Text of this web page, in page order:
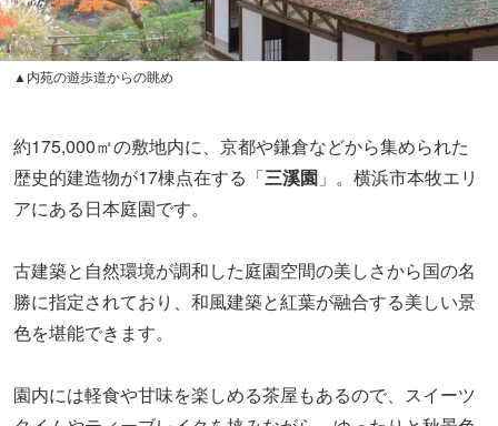
▲内苑の遊歩道からの眺め
約175,000㎡の敷地内に、京都や鎌倉などから集められた
歴史的建造物が17棟点在する「三溪園 」。横浜市本牧エリ
アにある日本庭園です。
古建築と自然環境が調和した庭園空間の美しさから国の名
勝に指定されており、和風建築と紅葉が融合する美しい景
色を堪能できます。
園内には軽食や甘味を楽しめる茶屋もあるので、スイーツ